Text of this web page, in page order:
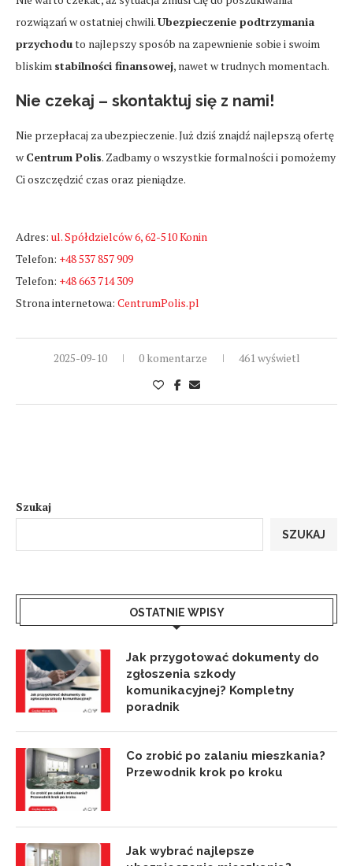
rozwiązań w ostatniej chwili.Ubezpieczenie podtrzymania
przychoduto najlepszy sposób na zapewnienie sobie i swoim
bliskim stabilności finansowej, nawet w trudnych momentach.
Nie czekaj – skontaktuj się z nami!
Nie przepłacaj za ubezpieczenie. Już dziś znajdź najlepszą ofertę
wCentrum Polis. Zadbamy o wszystkie formalności i pomożemy
Ci oszczędzić czas oraz pieniądze.
Adres: ul. Spółdzielców 6, 62-510 Konin
Telefon: +48 537 857 909
Telefon: +48 663 714 309
Strona internetowa: CentrumPolis.pl
2025-09-10 0 komentarze 461 wyświetl
Szukaj
SZUKAJ
OSTATNIE WPISY
Jak przygotować dokumenty do
zgłoszenia szkody
komunikacyjnej? Kompletny
poradnik
Co zrobić po zalaniu mieszkania?
Przewodnik krok po kroku
Jak wybrać najlepsze